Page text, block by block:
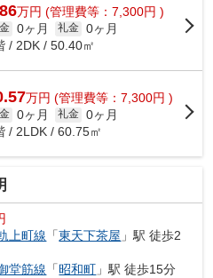
万円 (管理費等：7,300円 )
0ヶ月 礼金 0ヶ月
/ 2DK / 50.40㎡
万円 (管理費等：7,300円 )
0ヶ月 礼金 0ヶ月
/ 2LDK / 60.75㎡
上町線 「東天下茶屋 」駅 徒歩2
堂筋線 「昭和町 」駅 徒歩15分